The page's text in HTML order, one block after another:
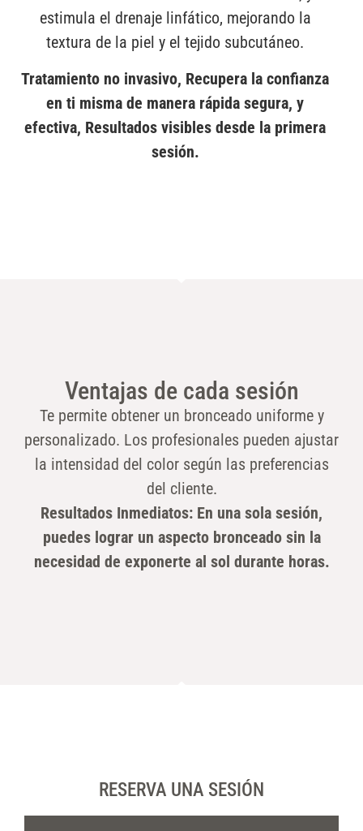
estimula el drenaje linfático, mejorando la
textura de la piel y el tejido subcutáneo.
Tratamiento no invasivo, Recupera la confianza
en ti misma de manera rápida segura, y
efectiva, Resultados visibles desde la primera
sesión.
Ventajas de cada sesión
Te permite obtener un bronceado uniforme y
personalizado. Los profesionales pueden ajustar
la intensidad del color según las preferencias
del cliente.
Resultados Inmediatos: En una sola sesión,
puedes lograr un aspecto bronceado sin la
necesidad de exponerte al sol durante horas.
RESERVA UNA SESIÓN